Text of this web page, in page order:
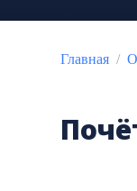
Главная